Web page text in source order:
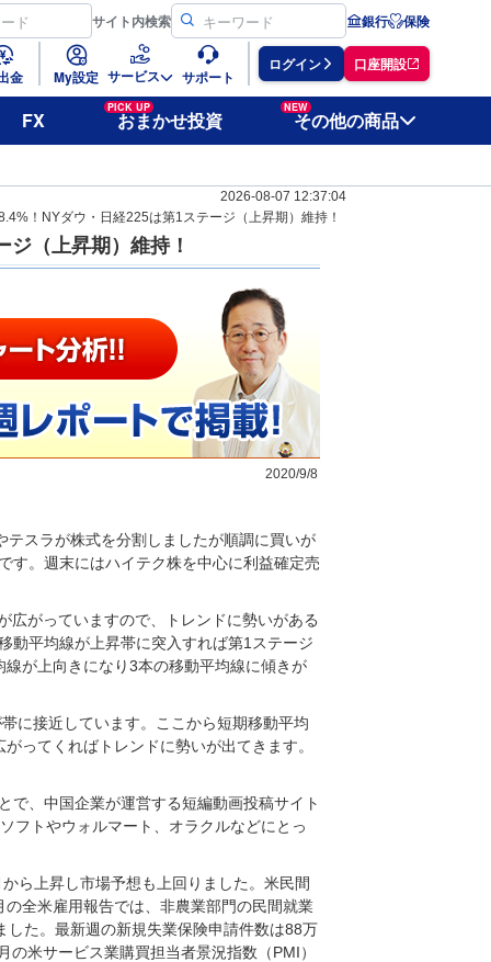
サイト内検索 銀行 保険
金 My設定 サービス サポート
ログイン 口座開設
FX
PICK UP
おまかせ投資
NEW
その他の商品
2026-08-07 12:37:04
！NYダウ・日経225は第1ステージ（上昇期）維持！
（上昇期）維持！
2020/9/8
スラが株式を分割しましたが順調に買いが
す。週末にはハイテク株を中心に利益確定売
広がっていますので、トレンドに勢いがある
動平均線が上昇帯に突入すれば第1ステージ
が上向きになり3本の移動平均線に傾きが
に接近しています。ここから短期移動平均
ってくればトレンドに勢いが出てきます。
で、中国企業が運営する短編動画投稿サイト
フトやウォルマート、オラクルなどにとっ
ら上昇し市場予想も上回りました。米民間
全米雇用報告では、非農業部門の民間就業
た。最新週の新規失業保険申請件数は88万
米サービス業購買担当者景況指数（PMI）